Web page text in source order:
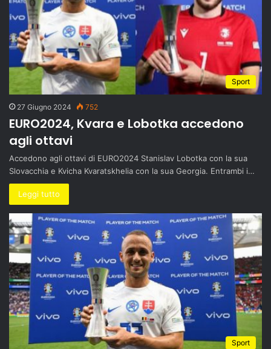
Sport
27 Giugno 2024 752
EURO2024, Kvara e Lobotka accedono
agli ottavi
Accedono agli ottavi di EURO2024 Stanislav Lobotka con la sua
Slovacchia e Kvicha Kvaratskhelia con la sua Georgia. Entrambi i…
Leggi tutto
Sport